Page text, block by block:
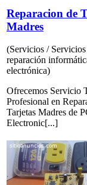
Reparacion de
Madres
(Servicios /
reparación
electrónica)
Ofrecemos Servicio
Profesional en
Tarjetas Madres de
Electronic[...]